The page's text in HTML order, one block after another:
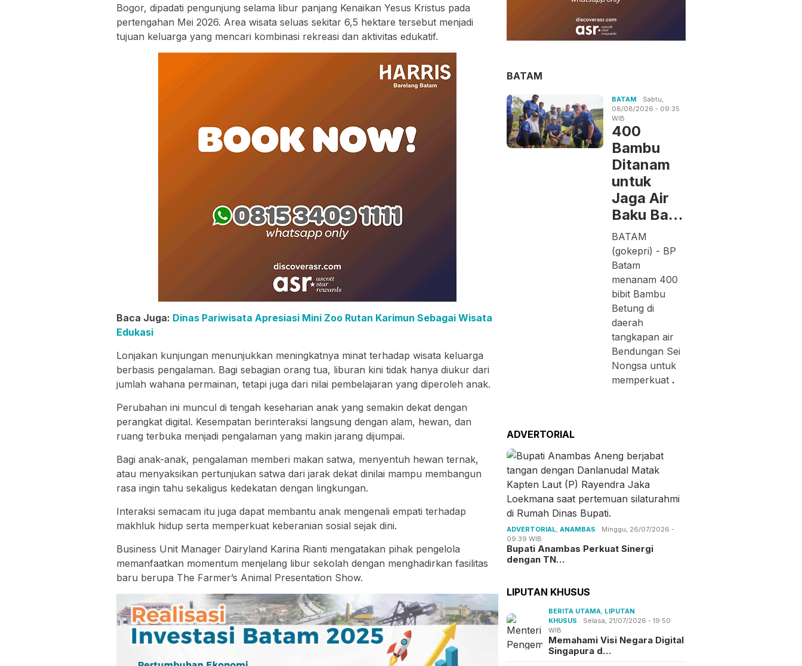
Bogor, dipadati pengunjung selama libur panjang Kenaikan Yesus Kristus pada
pertengahan Mei 2026. Area wisata seluas sekitar 6,5 hektare tersebut menjadi
tujuan keluarga yang mencari kombinasi rekreasi dan aktivitas edukatif.
Baca Juga: Dinas Pariwisata Apresiasi Mini Zoo Rutan Karimun Sebagai Wisata
Edukasi
Lonjakan kunjungan menunjukkan meningkatnya minat terhadap wisata keluarga
berbasis pengalaman. Bagi sebagian orang tua, liburan kini tidak hanya diukur dari
jumlah wahana permainan, tetapi juga dari nilai pembelajaran yang diperoleh anak.
Perubahan ini muncul di tengah keseharian anak yang semakin dekat dengan
perangkat digital. Kesempatan berinteraksi langsung dengan alam, hewan, dan
ruang terbuka menjadi pengalaman yang makin jarang dijumpai.
Bagi anak-anak, pengalaman memberi makan satwa, menyentuh hewan ternak,
atau menyaksikan pertunjukan satwa dari jarak dekat dinilai mampu membangun
rasa ingin tahu sekaligus kedekatan dengan lingkungan.
Interaksi semacam itu juga dapat membantu anak mengenali empati terhadap
makhluk hidup serta memperkuat keberanian sosial sejak dini.
Business Unit Manager Dairyland Karina Rianti mengatakan pihak pengelola
memanfaatkan momentum menjelang libur sekolah dengan menghadirkan fasilitas
baru berupa The Farmer’s Animal Presentation Show.
BATAM
BATAM
Sabtu,
08/08/2026 - 09:35
WIB
400
Bambu
Ditanam
untuk
Jaga Air
Baku Ba…
BATAM
(gokepri) - BP
Batam
menanam 400
bibit Bambu
Betung di
daerah
tangkapan air
Bendungan Sei
Nongsa untuk
memperkuat .
ADVERTORIAL
ADVERTORIAL ,ANAMBAS
Minggu, 26/07/2026 -
09:39 WIB
Bupati Anambas Perkuat Sinergi
dengan TN…
LIPUTAN KHUSUS
BERITA UTAMA LIPUTAN
KHUSUS
Selasa, 21/07/2026 - 19:50
WIB
Memahami Visi Negara Digital
Singapura d…